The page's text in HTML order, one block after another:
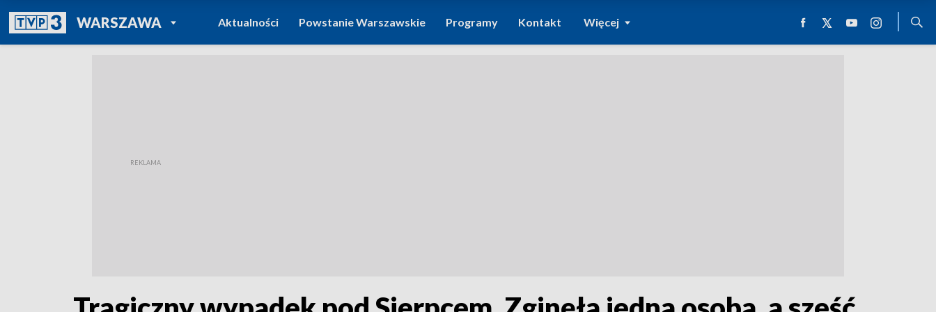
WARSZAWAPOWRÓT DO
TVP REGIONY
Aktualności Powstanie Warszawskie Programy Kontakt Więcej